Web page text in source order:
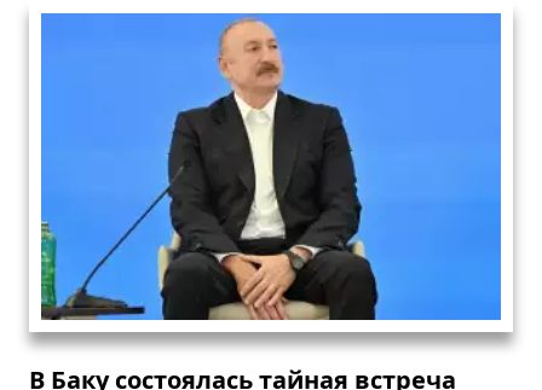
В Баку состоялась тайная встреча